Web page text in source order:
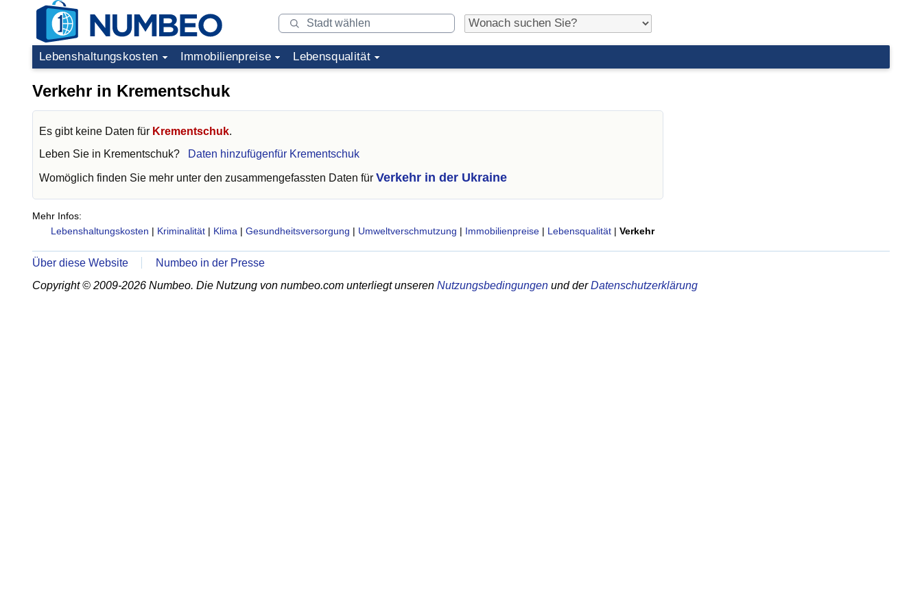
Lebenshaltungskosten Immobilienpreise Lebensqualität
Verkehr in Krementschuk
Es gibt keine Daten für Krementschuk.
Leben Sie in Krementschuk? Daten hinzufügenfür Krementschuk
Womöglich finden Sie mehr unter den zusammengefassten Daten für Verkehr in der Ukraine
Mehr Infos:
Lebenshaltungskosten | Kriminalität | Klima | Gesundheitsversorgung | Umweltverschmutzung | Immobilienpreise | Lebensqualität | Verkehr
Über diese Website
Numbeo in der Presse
Copyright © 2009-2026 Numbeo. Die Nutzung von numbeo.com unterliegt unseren Nutzungsbedingungen und derDatenschutzerklärung